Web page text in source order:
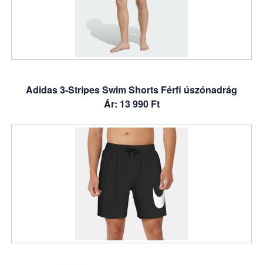
Adidas 3-Stripes Swim Shorts Férfi úszónadrág
Ár: 13 990 Ft